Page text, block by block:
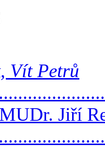
Vít Petrů
Jiří